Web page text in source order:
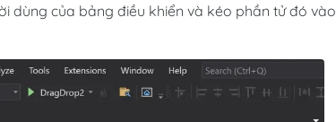
dùng của bảng điều khiển và kéo phần tử đó vào